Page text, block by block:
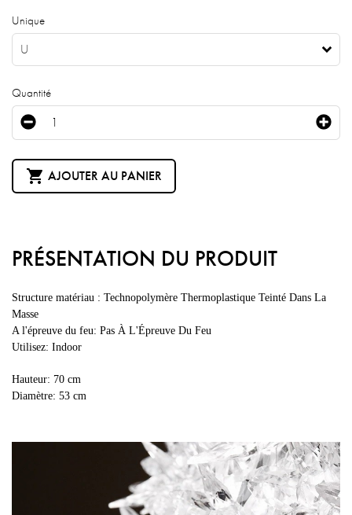
Unique
U
Quantité
 AJOUTER AU PANIER
PRÉSENTATION DU PRODUIT
Structure matériau : Technopolymère Thermoplastique Teinté Dans La
Masse
A l'épreuve du feu: Pas À L'Épreuve Du Feu
Utilisez: Indoor
Hauteur: 70 cm
Diamètre: 53 cm